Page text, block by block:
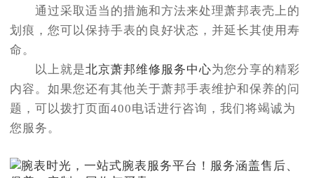
通过采取适当的措施和方法来处理萧邦表壳上的
划痕，您可以保持手表的良好状态，并延长其使用寿
命。
以上就是北京萧邦维修服务中心为您分享的精彩
内容。如果您还有其他关于萧邦手表维护和保养的问
题，可以拨打页面400电话进行咨询，我们将竭诚为
您服务。